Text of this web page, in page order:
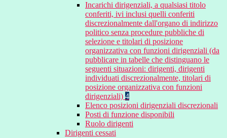
Incarichi dirigenziali, a qualsiasi titolo
conferiti, ivi inclusi quelli conferiti
discrezionalmente dall'organo di indirizzo
politico senza procedure pubbliche di
selezione e titolari di posizione
organizzativa con funzioni dirigenziali (da
pubblicare in tabelle che distinguano le
seguenti situazioni: dirigenti, dirigenti
individuati discrezionalmente, titolari di
posizione organizzativa con funzioni
dirigenziali) 4
Elenco posizioni dirigenziali discrezionali
Posti di funzione disponibili
Ruolo dirigenti
Dirigenti cessati